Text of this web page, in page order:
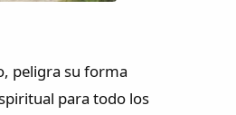
peligra su forma
para todo los